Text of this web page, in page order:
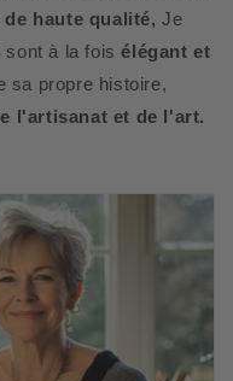
haute qualité, Je
sont à la foisélégant et
sa propre histoire,
l'artisanat et de l'art.